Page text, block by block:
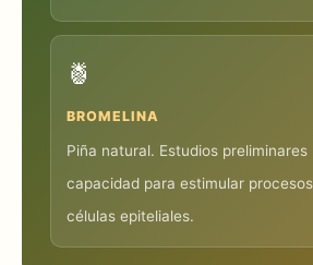
🍍
BROMELINA
Piña natural. Estudios preliminares
capacidad para estimular
células epiteliales.